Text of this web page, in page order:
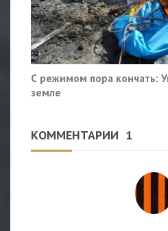
С режимом пора кончать:
земле
КОММЕНТАРИИ 1